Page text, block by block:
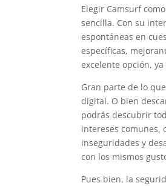
Elegir Camsurf
sencilla. Con su
espontáneas en
específicas,
excelente opción,
Gran parte de lo
digital. O bien
podrás descubrir
intereses comunes,
inseguridades y
con los mismos
Pues bien, la